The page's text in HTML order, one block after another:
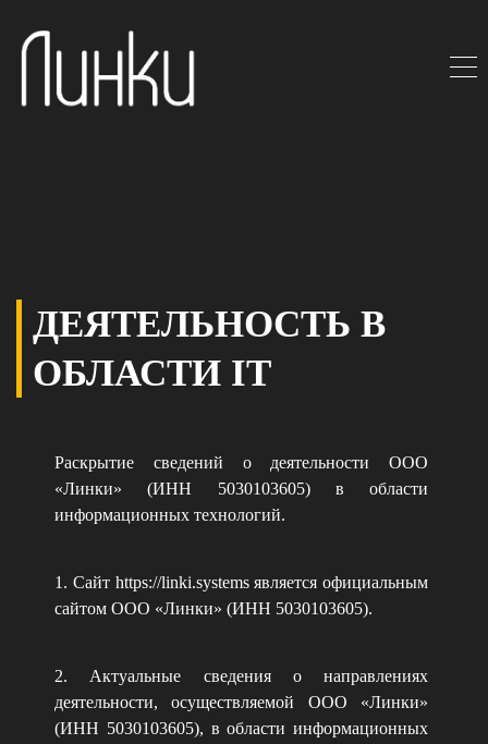
ДЕЯТЕЛЬНОСТЬ В
ОБЛАСТИ IT
Раскрытие сведений о деятельности ООО
«Линки» (ИНН 5030103605) в области
информационных технологий.
1. Сайт https://linki.systems является официальным
сайтом ООО «Линки» (ИНН 5030103605).
2. Актуальные сведения о направлениях
деятельности, осуществляемой ООО «Линки»
(ИНН 5030103605), в области информационных